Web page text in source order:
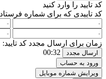
کد تایید را وارد کنید
کد تاییدی که برای شماره
زمان برای ارسال مجدد کد تایید:
ارسال مجدد 00:32
ورود به حساب
ویرایش شماره موبایل